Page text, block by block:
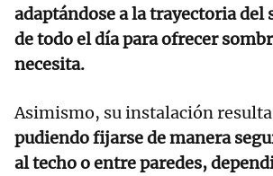
adaptándose a la trayectoria del
de todo el día para ofrecer
necesita.
Asimismo, su instalación
pudiendo fijarse de manera
al techo o entre paredes,